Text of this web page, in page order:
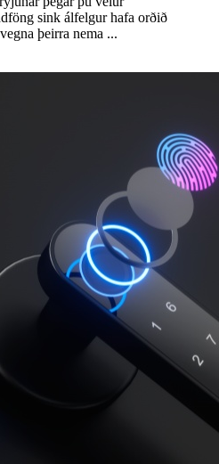
sink álfelgur hafa orðið
þeirra nema ...